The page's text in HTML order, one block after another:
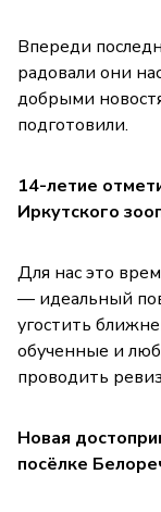
Впереди
радовали они
добрыми
подготовили.
14-летие
Иркутского
Для нас это
— идеальный
угостить
обученные и
проводить
Новая
посёлке